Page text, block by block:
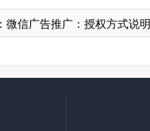
微信广告推广：授权方式说明